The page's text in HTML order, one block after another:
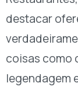
destacar
coisas como
legendagem